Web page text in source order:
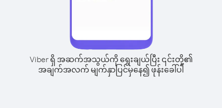
Viber ရှိ အဆက်အသွယ်ကို ရွေးချယ်ပြီး ၎င်းတို့၏
အချက်အလက် မျက်နှာပြင်မှနေ၍ ဖုန်းခေါ်ပါ